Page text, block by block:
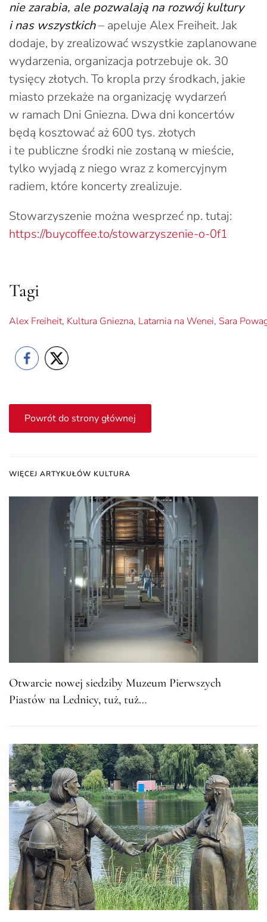
nie zarabia, ale pozwalają na rozwój kultury
i nas wszystkich– apeluje Alex Freiheit. Jak
dodaje, by zrealizować wszystkie zaplanowane
wydarzenia, organizacja potrzebuje ok. 30
tysięcy złotych. To kropla przy środkach, jakie
miasto przekaże na organizację wydarzeń
w ramach Dni Gniezna. Dwa dni koncertów
będą kosztować aż 600 tys. złotych
i te publiczne środki nie zostaną w mieście,
tylko wyjadą z niego wraz z komercyjnym
radiem, które koncerty zrealizuje.
Stowarzyszenie można wesprzeć np. tutaj:
https://buycoffee.to/stowarzyszenie-o-0f1
Tagi
Alex Freiheit, Kultura Gniezna, Latarnia na Wenei, Sara
Powrót do strony głównej
WIĘCEJ ARTYKUŁÓW KULTURA
Otwarcie nowej siedziby Muzeum Pierwszych
Piastów na Lednicy, tuż, tuż…